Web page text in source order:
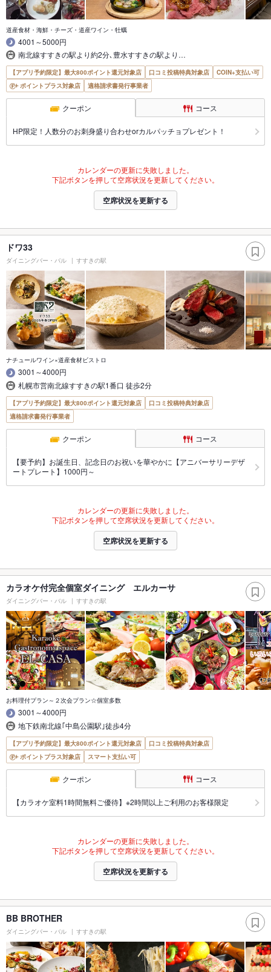
道産食材・海鮮・チーズ・道産ワイン・牡蠣
4001～5000円
南北線すすきの駅より約2分､豊水すすきの駅より…
【アプリ予約限定】最大800ポイント還元対象店 口コミ投稿特典対象店
COIN+支払い可
ポイントプラス対象店
適格請求書発行事業者
クーポン コース
HP限定！人数分のお刺身盛り合わせorカルパッチョプレゼント！
カレンダーの更新に失敗しました。
下記ボタンを押して空席状況を更新してください。
空席状況を更新する
ドワ33
ダイニングバー・バル すすきの駅
ナチュールワイン×道産食材ビストロ
3001～4000円
札幌市営南北線すすきの駅1番口 徒歩2分
【アプリ予約限定】最大800ポイント還元対象店
口コミ投稿特典対象店
適格請求書発行事業者
クーポン コース
【要予約】お誕生日、記念日のお祝いを華やかに【アニバーサリーデザ
ートプレート】1000円～
カレンダーの更新に失敗しました。
下記ボタンを押して空席状況を更新してください。
空席状況を更新する
カラオケ付完全個室ダイニング エルカーサ
ダイニングバー・バル すすきの駅
お料理付プラン～２次会プラン☆個室多数
3001～4000円
地下鉄南北線｢中島公園駅｣徒歩4分
【アプリ予約限定】最大800ポイント還元対象店
口コミ投稿特典対象店
ポイントプラス対象店
スマート支払い可
クーポン コース
【カラオケ室料1時間無料ご優待】※2時間以上ご利用のお客様限定
カレンダーの更新に失敗しました。
下記ボタンを押して空席状況を更新してください。
空席状況を更新する
BB BROTHER
ダイニングバー・バル すすきの駅